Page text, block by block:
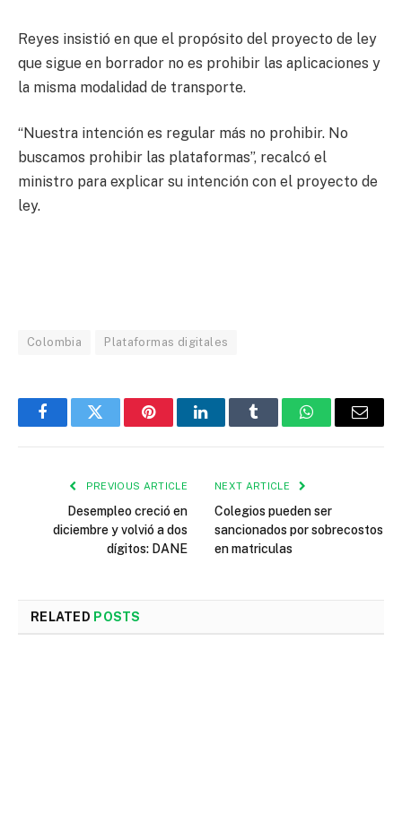
Reyes insistió en que el propósito del proyecto de ley
que sigue en borrador no es prohibir las aplicaciones y
la misma modalidad de transporte.
“Nuestra intención es regular más no prohibir. No
buscamos prohibir las plataformas”, recalcó el
ministro para explicar su intención con el proyecto de
ley.
Colombia Plataformas digitales
FacebookTwitter PinterestLinkedInTumblr WhatsAppEmail
PREVIOUS ARTICLE
Desempleo creció en
diciembre y volvió a dos
dígitos: DANE
NEXT ARTICLE
Colegios pueden ser
sancionados por sobrecostos
en matriculas
RELATED POSTS